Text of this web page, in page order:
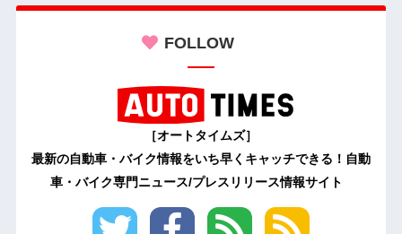
FOLLOW
［オートタイムズ］
最新の自動車・バイク情報をいち早くキャッチできる！自動
車・バイク専門ニュース/プレスリリース情報サイト